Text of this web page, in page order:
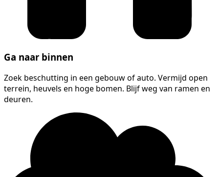
Ga naar binnen
Zoek beschutting in een gebouw of auto. Vermijd open
terrein, heuvels en hoge bomen. Blijf weg van ramen en
deuren.